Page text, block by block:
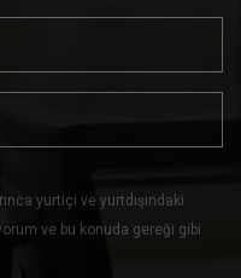
yurtiçi ve yurtdışındaki
ve bu konuda gereği gibi